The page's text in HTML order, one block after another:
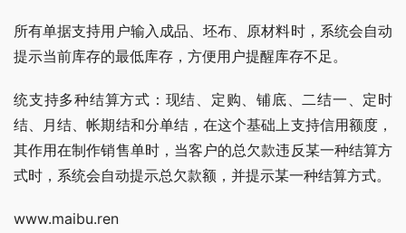
所有单据支持用户输入成品、坯布、原材料时，系统会自动
提示当前库存的最低库存，方便用户提醒库存不足。
统支持多种结算方式：现结、定购、铺底、二结一、定时
结、月结、帐期结和分单结，在这个基础上支持信用额度，
其作用在制作销售单时，当客户的总欠款违反某一种结算方
式时，系统会自动提示总欠款额，并提示某一种结算方式。
www.maibu.ren